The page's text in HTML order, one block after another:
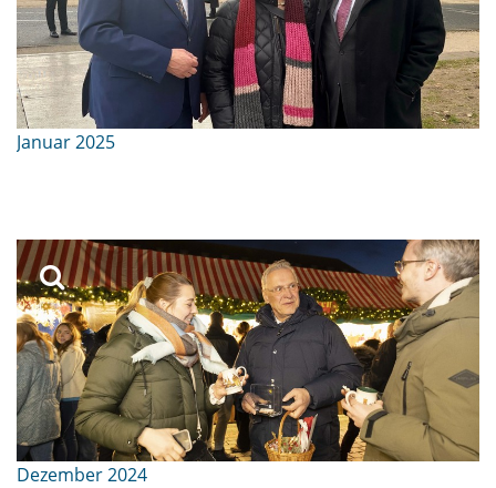
Januar 2025
Dezember 2024